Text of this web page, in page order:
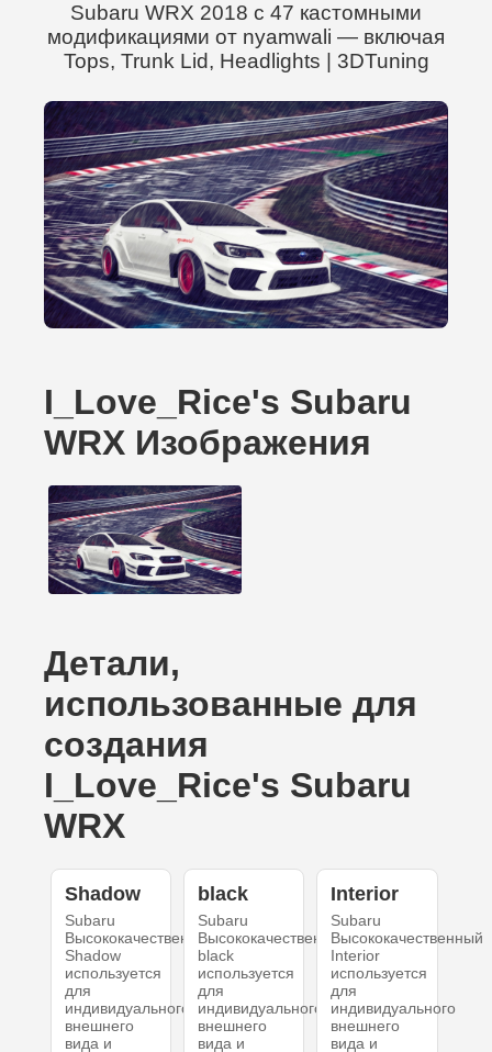
Subaru WRX 2018 с 47 кастомными
модификациями от nyamwali — включая
Tops, Trunk Lid, Headlights | 3DTuning
I_Love_Rice's Subaru
WRX Изображения
Детали,
использованные для
создания
I_Love_Rice's Subaru
WRX
Shadow
Subaru
Высококачественный
Shadow
используется
для
индивидуального
внешнего
вида и
black
Subaru
Высококачественный
black
используется
для
индивидуального
внешнего
вида и
Interior
Subaru
Высококачественный
Interior
используется
для
индивидуального
внешнего
вида и